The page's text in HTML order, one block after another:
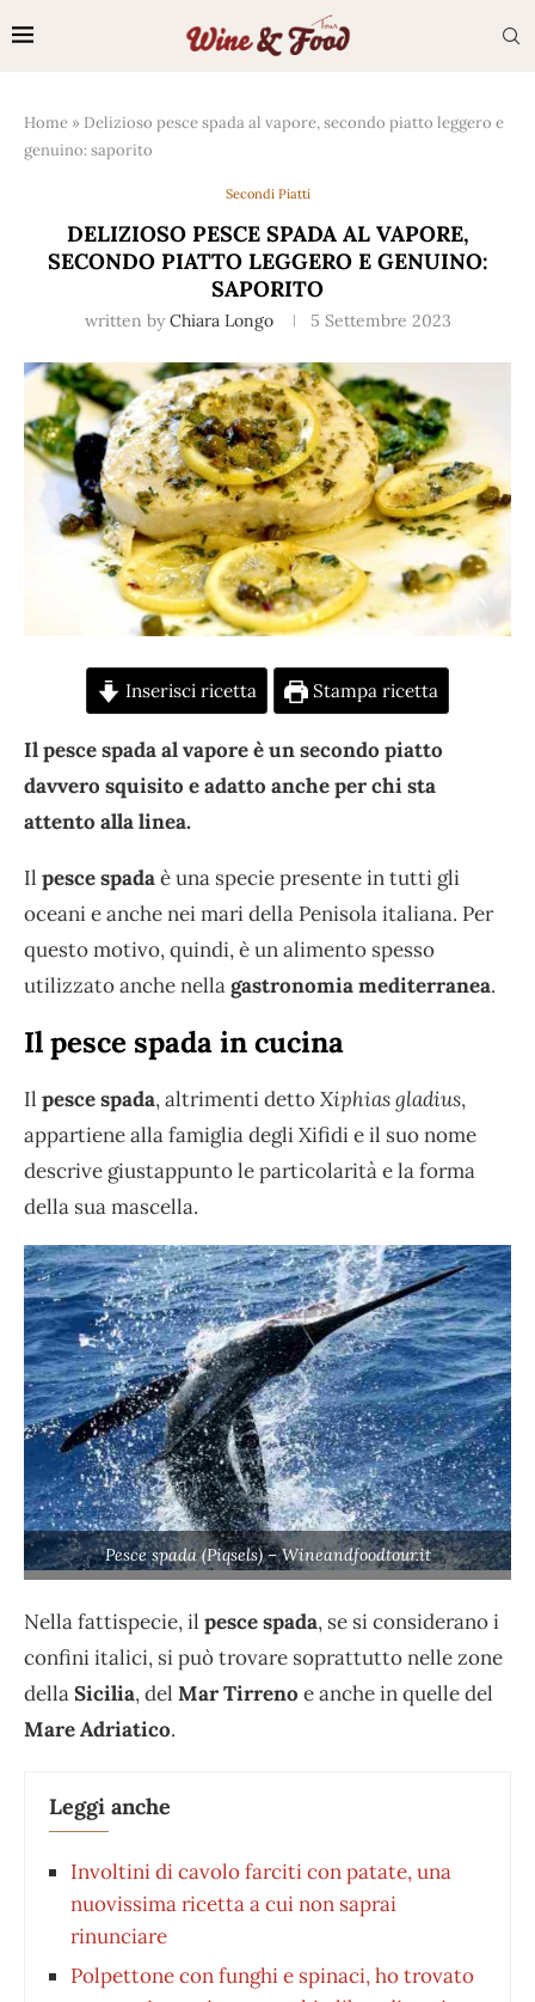
Home » Delizioso pesce spada al vapore, secondo piatto leggero e
genuino: saporito
Secondi Piatti
DELIZIOSO PESCE SPADA AL VAPORE,
SECONDO PIATTO LEGGERO E GENUINO:
SAPORITO
written by Chiara Longo 5 Settembre 2023
Inserisci ricetta Stampa ricetta
Il pesce spada al vapore è un secondo piatto
davvero squisito e adatto anche per chi sta
attento alla linea.
Il pesce spadaè una specie presente in tutti gli
oceani e anche nei mari della Penisola italiana. Per
questo motivo, quindi, è un alimento spesso
utilizzato anche nellagastronomia mediterranea.
Il pesce spada in cucina
Il pesce spada, altrimenti dettoXiphias gladius,
appartiene alla famiglia degli Xifidi e il suo nome
descrive giustappunto le particolarità e la forma
della sua mascella.
Pesce spada (Piqsels) – Wineandfoodtour.it
Nella fattispecie, il pesce spada, se si considerano i
confini italici, si può trovare soprattutto nelle zone
dellaSicilia, del Mar Tirreno e anche in quelle del
Mare Adriatico.
Leggi anche
Involtini di cavolo farciti con patate, una
nuovissima ricetta a cui non saprai
rinunciare
Polpettone con funghi e spinaci, ho trovato